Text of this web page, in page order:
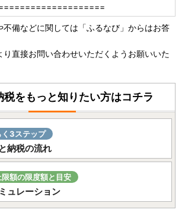
不備などに関しては「ふるなび」からはお答
り直接お問い合わせいただくようお願いいた
税をもっと知りたい方はコチラ
く3ステップ
納税の流れ
額の限度額と目安
ュレーション